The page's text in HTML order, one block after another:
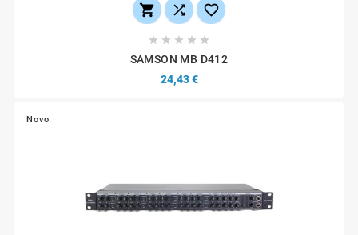
  
    
SAMSON MB D412
24,43 €
Novo